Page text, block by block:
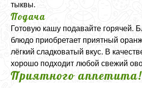
тыквы.
Подача
Готовую кашу подавайте горячей.
блюдо приобретает приятный
лёгкий сладковатый вкус. В
хорошо подходит любой свежий
Приятного аппетита!